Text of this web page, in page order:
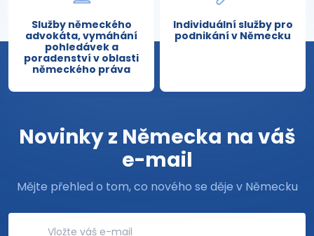
Služby německého
advokáta, vymáhání
pohledávek a
poradenství v oblasti
německého práva
Individuální služby pro
podnikání v Německu
Novinky z Německa na váš
e-mail
Mějte přehled o tom, co nového se děje v Německu